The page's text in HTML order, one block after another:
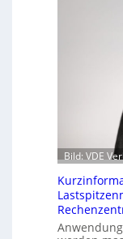
Bild: VDE